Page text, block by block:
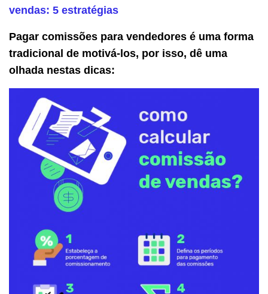
vendas: 5 estratégias
Pagar comissões para vendedores é uma forma
tradicional de motivá-los, por isso, dê uma
olhada nestas dicas: